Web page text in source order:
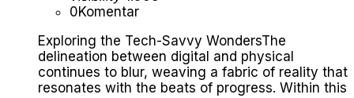
0Komentar
Exploring the Tech-Savvy WondersThe
delineation between digital and physical
continues to blur, weaving a fabric of reality that
resonates with the beats of progress. Within this